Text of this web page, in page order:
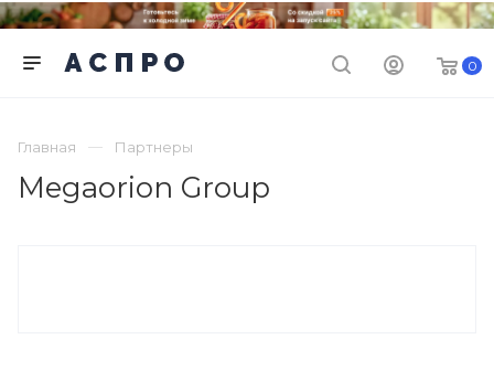
0
Главная Партнеры
Megaorion Group